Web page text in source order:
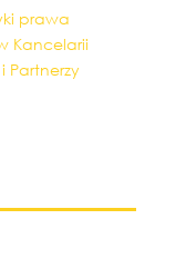
prawa
Kancelarii
Partnerzy